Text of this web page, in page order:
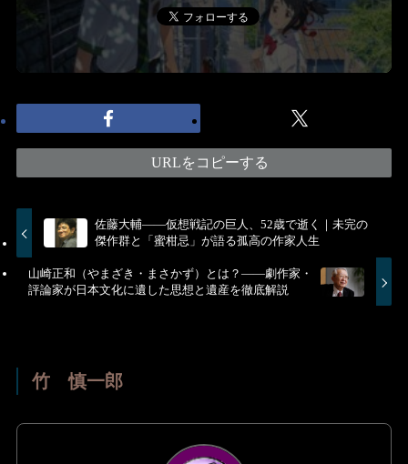
URLをコピーする
佐藤大輔——仮想戦記の巨人、52歳で逝く｜未完の
傑作群と「蜜柑忌」が語る孤高の作家人生
山崎正和（やまざき・まさかず）とは？――劇作家・
評論家が日本文化に遺した思想と遺産を徹底解説
竹 慎一郎